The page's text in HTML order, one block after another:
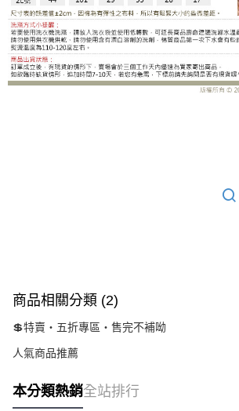
商品相關分類 (2)
💲特賣‧五折專區‧售完不補呦
人氣商品推薦
本分類熱銷全站排行